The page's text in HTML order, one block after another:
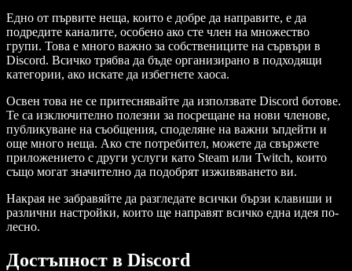
Едно от първите неща, които е добре да направите, е да
подредите каналите, особено ако сте член на множество
групи. Това е много важно за собствениците на сървъри в
Discord. Всичко трябва да бъде организирано в подходящи
категории, ако искате да избегнете хаоса.
Освен това не се притеснявайте да използвате Discord ботове.
Те са изключително полезни за посрещане на нови членове,
публикуване на съобщения, споделяне на важни ъпдейти и
още много неща. Ако сте потребител, можете да свържете
приложението с други услуги като Steam или Twitch, които
също могат значително да подобрят изживяването ви.
Накрая не забравяйте да разгледате всички бързи клавиши и
различни настройки, които ще направят всичко една идея по-
лесно.
Достъпност в Discord